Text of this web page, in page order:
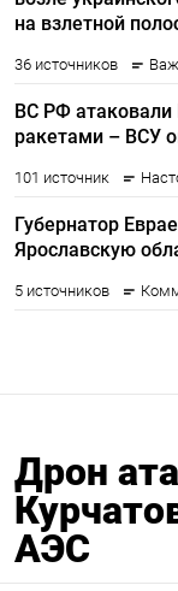
Дрон
АЭС